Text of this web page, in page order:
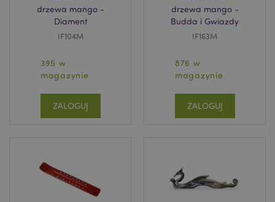
drzewa mango -
Diament
IF104M
395 w
magazynie
ZALOGUJ
drzewa mango -
Budda i Gwiazdy
IF163M
876 w
magazynie
ZALOGUJ